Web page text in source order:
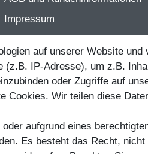
Impressum
Hecht, Zander und Co. -
pro Variante bezieht sich
bei Klick auf
auf unserer Website und
(z.B. IP-Adresse), um z.B.
oder Zugriffe auf
Cookies. Wir teilen diese
aufgrund eines
Es besteht das Recht,